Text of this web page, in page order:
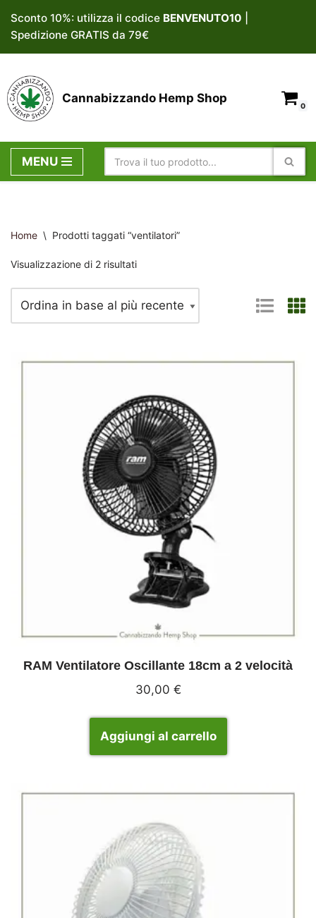
Vai
al
contenuto
Sconto 10%: utilizza il codice BENVENUTO10
Spedizione GRATIS da 79€
Cannabizzando Hemp Shop
0
MENU
Home \ Prodotti taggati “ventilatori”
Visualizzazione di 2 risultati
RAM Ventilatore Oscillante 18cm a 2 velocità
30,00 €
Aggiungi al carrello